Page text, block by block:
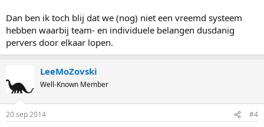
Dan ben ik toch blij dat we (nog) niet een vreemd systeem
hebben waarbij team- en individuele belangen dusdanig
pervers door elkaar lopen.
LeeMoZovski
Well-Known Member
20 sep 2014 #4